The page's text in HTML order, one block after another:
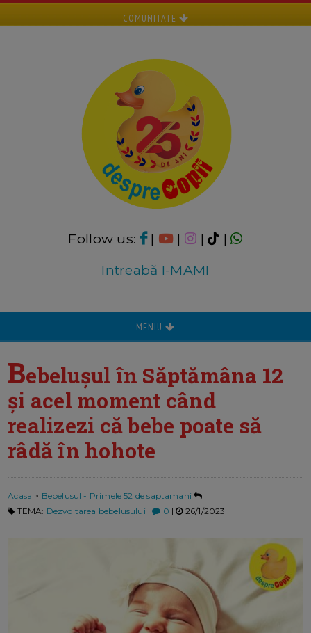
COMUNITATE
Follow us: | | |
|
Intreabă I-MAMI
MENIU
Bebelușul în Săptămâna 12
și acel moment când
realizezi că bebe poate să
râdă în hohote
Acasa > Bebelusul - Primele 52 de saptamani
TEMA: Dezvoltarea bebelusului | 0 | 26/1/2023